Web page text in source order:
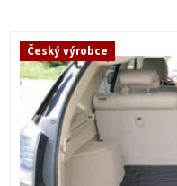
Český výrobce